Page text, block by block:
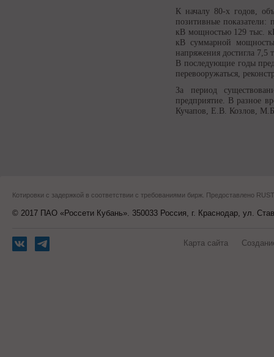
К началу 80-х годов,
позитивные показатели:
кВ мощностью 129 тыс.
кВ суммарной
напряжения достигла 7,5
В последующие годы
перевооружаться,
За период
предприятие. В разное
Кучапов, Е.В. Козлов,
Котировки с задержкой в соответствии с требованиями бирж. Предоставлено
© 2017 ПАО «Россети Кубань». 350033 Россия, г. Краснодар, ул.
Карта сайта